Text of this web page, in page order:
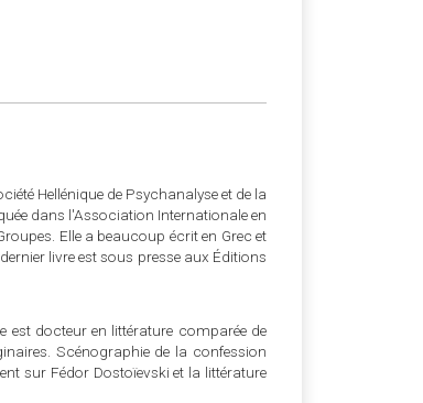
Hellénique de Psychanalyse et de la
dans l'Association Internationale en
Elle a beaucoup écrit en Grec et
livre est sous presse aux Éditions
est docteur en littérature comparée de
Scénographie de la confession
sur Fédor Dostoïevski et la littérature